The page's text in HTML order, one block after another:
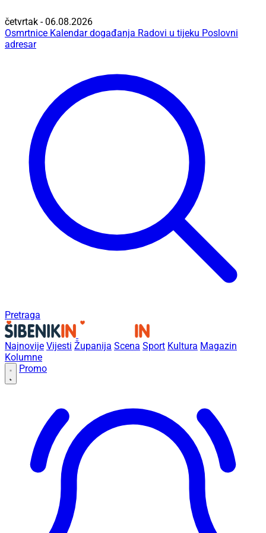
četvrtak - 06.08.2026
Osmrtnice Kalendar događanja Radovi u tijeku Poslovni
adresar
Pretraga
Najnovije Vijesti Županija Scena Sport Kultura Magazin
Kolumne
Promo